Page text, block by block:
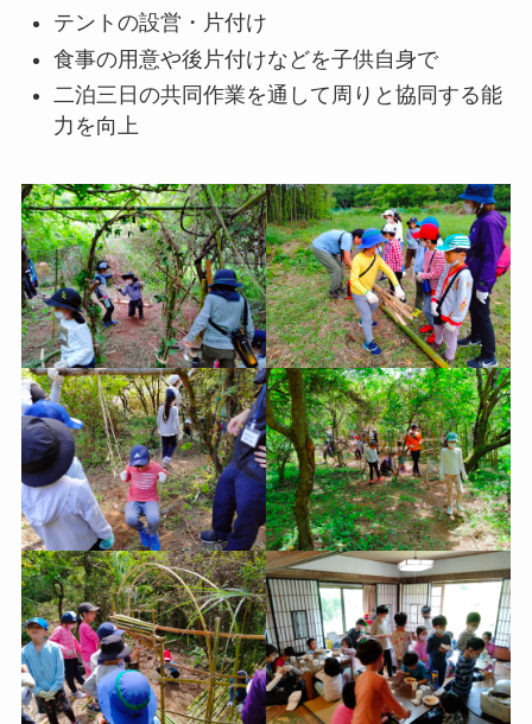
テントの設営・片付け
食事の用意や後片付けなどを子供自身で
二泊三日の共同作業を通して周りと協同する能
力を向上